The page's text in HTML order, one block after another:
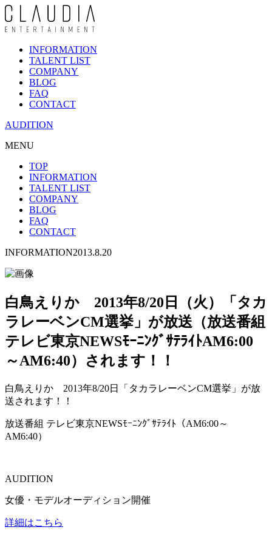
INFORMATION
TALENT LIST
COMPANY
BLOG
FAQ
CONTACT
AUDITION
MENU
TOP
INFORMATION
TALENT LIST
COMPANY
BLOG
FAQ
CONTACT
INFORMATION2013.8.20
白鳥えりか 2013年8/20日（火）「タカ
ラレーベンCM選挙」が放送（放送番組
テレビ東京NEWSﾓｰﾆﾝｸﾞｻﾃﾗｲﾄAM6:00
～AM6:40）されます！！
白鳥えりか 2013年8/20日「タカラレーベンCM選挙」が放
送されます！！
放送番組 テレビ東京NEWSﾓｰﾆﾝｸﾞｻﾃﾗｲﾄ（AM6:00～
AM6:40）
AUDITION
女優・モデルオーディション開催
詳細はこちら